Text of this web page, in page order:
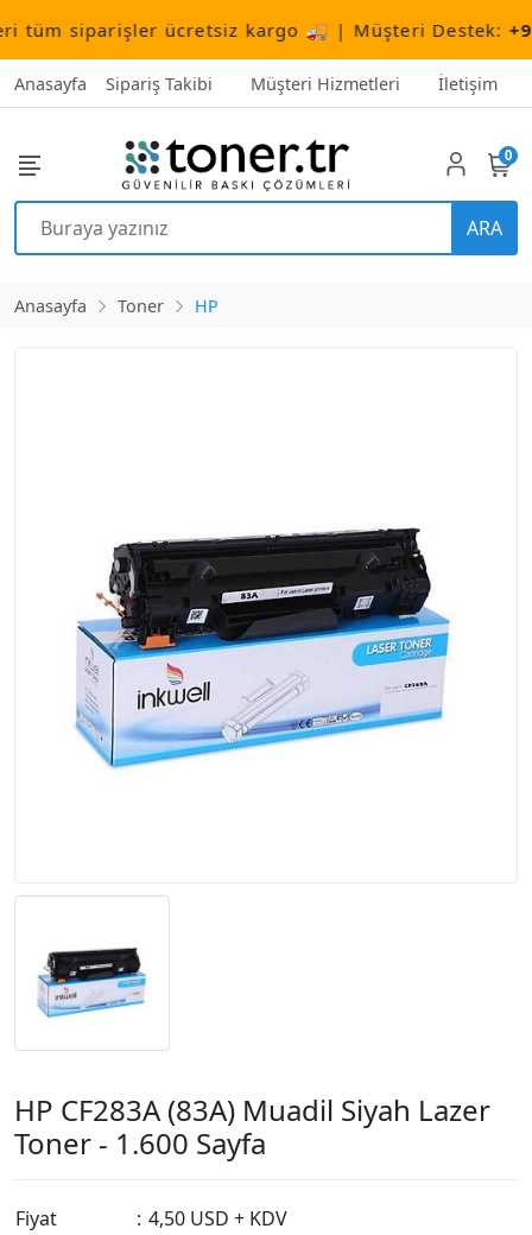
siparişler ücretsiz kargo 🚚 | Müşteri Destek:+90
Anasayfa Sipariş Takibi Müşteri Hizmetleri İletişim
ARA
0
Anasayfa Toner HP
HP CF283A (83A) Muadil Siyah Lazer
Toner - 1.600 Sayfa
Fiyat : 4,50 USD + KDV